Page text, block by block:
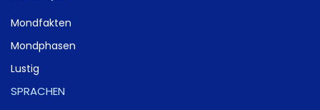
Mondfakten
Mondphasen
Lustig
SPRACHEN